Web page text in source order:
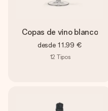
Copas de vino blanco
desde 11,99 €
12 Tipos